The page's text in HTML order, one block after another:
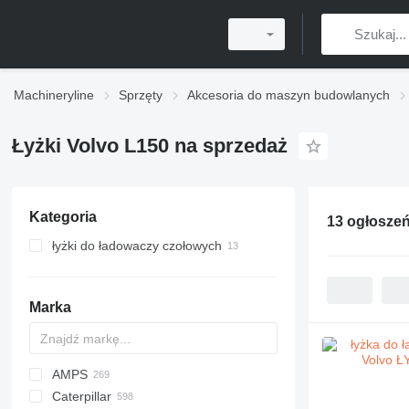
Machineryline Sprzęty Akcesoria do maszyn budowlanych
Łyżki Volvo L150 na sprzedaż
Kategoria
łyżki do ładowaczy czołowych
Marka
AMPS
Z-series
AS
DN
QA
AR
200 - series
320
CBF
CK
570
Caterpillar
13